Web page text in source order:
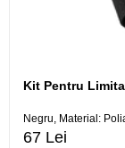
Kit Pentru
Negru, Material:
67 Lei